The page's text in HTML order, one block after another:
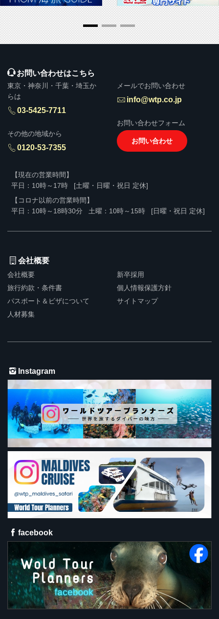
▶ 推奨販売・勧誘方針
お問い合わせはこちら
東京・神奈川・千葉・埼玉か
らは
03-5425-7711
その他の地域から
0120-53-7355
メールでお問い合わせ
info@wtp.co.jp
お問い合わせフォーム
お問い合わせ
【現在の営業時間】
平日：10時～17時
[土曜・日曜・祝日 定休]
【コロナ以前の営業時間】
平日：10時～18時30分
土曜：10時～15時 [日曜・祝日 定休]
会社概要
会社概要
旅行約款・条件書
パスポート＆ビザについて
人材募集
新卒採用
個人情報保護方針
サイトマップ
Instagram
facebook